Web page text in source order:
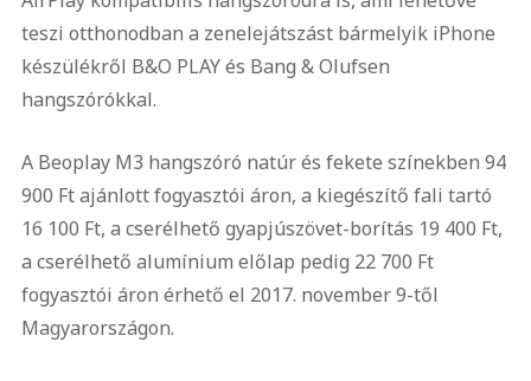
teszi otthonodban a zenelejátszást bármelyik iPhone
készülékről B&O PLAY és Bang & Olufsen
hangszórókkal.
A Beoplay M3 hangszóró natúr és fekete színekben 94
900 Ft ajánlott fogyasztói áron, a kiegészítő fali tartó
16 100 Ft, a cserélhető gyapjúszövet-borítás 19 400 Ft,
a cserélhető alumínium előlap pedig 22 700 Ft
fogyasztói áron érhető el 2017. november 9-től
Magyarországon.